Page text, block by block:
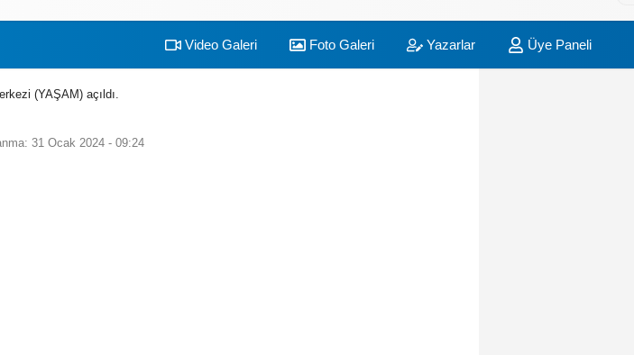
Video Galeri Foto Galeri Yazarlar Üye Paneli
(YAŞAM) açıldı.
31 Ocak 2024 - 09:24